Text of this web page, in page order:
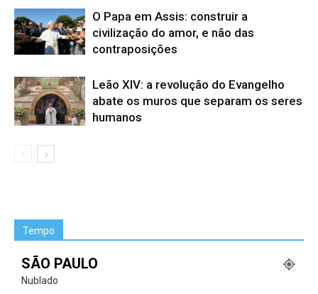
O Papa em Assis: construir a
civilização do amor, e não das
contraposições
Leão XIV: a revolução do Evangelho
abate os muros que separam os seres
humanos
Tempo
SÃO PAULO
Nublado